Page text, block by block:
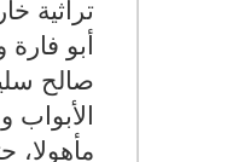
تراثية
أبو
صالح
الأبواب